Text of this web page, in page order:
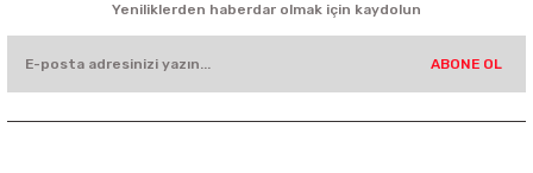
Yeniliklerden haberdar olmak için kaydolun
ABONE OL